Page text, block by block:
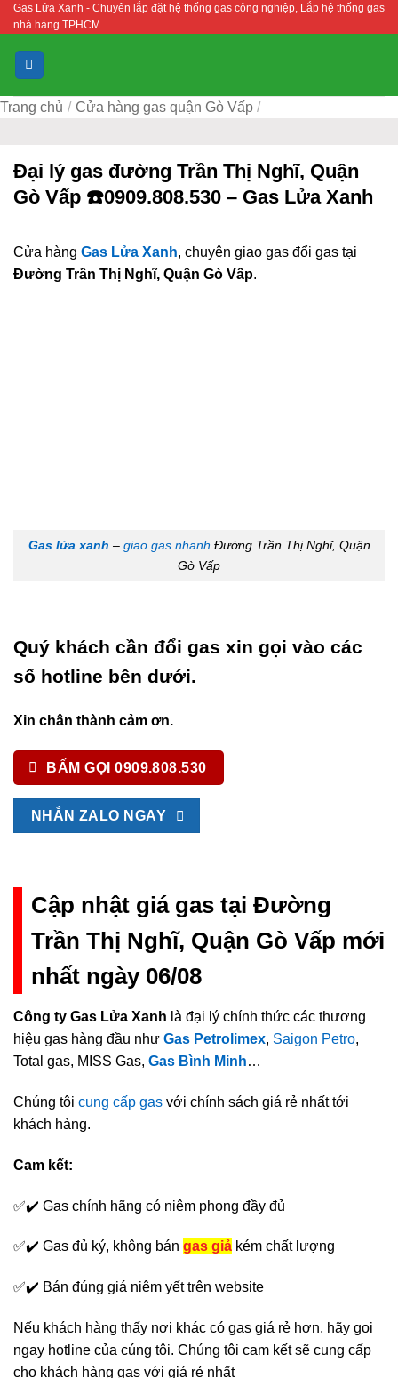
Bỏ
qua
nội
dung
Gas Lửa Xanh - Chuyên lắp đặt hệ thống gas công nghiệp, Lắp hệ thống gas
nhà hàng TPHCM
Trang chủ / Cửa hàng gas quận Gò Vấp /
Đại lý gas đường Trần Thị Nghĩ, Quận
Gò Vấp ☎️0909.808.530 – Gas Lửa Xanh
Cửa hàng Gas Lửa Xanh, chuyên giao gas đổi gas tại
Đường Trần Thị Nghĩ, Quận Gò Vấp.
Gas lửa xanh – giao gas nhanh Đường Trần Thị Nghĩ, Quận
Gò Vấp
Quý khách cần đổi gas xin gọi vào các
số hotline bên dưới.
Xin chân thành cảm ơn.
BẤM GỌI 0909.808.530
NHẮN ZALO NGAY
Cập nhật giá gas tại Đường
Trần Thị Nghĩ, Quận Gò Vấp mới
nhất ngày 06/08
Công ty Gas Lửa Xanh là đại lý chính thức các thương
hiệu gas hàng đầu như Gas Petrolimex, Saigon Petro,
Total gas, MISS Gas, Gas Bình Minh…
Chúng tôi cung cấp gas với chính sách giá rẻ nhất tới
khách hàng.
Cam kết:
✅✔️ Gas chính hãng có niêm phong đầy đủ
✅✔️ Gas đủ ký, không bán gas giả kém chất lượng
✅✔️ Bán đúng giá niêm yết trên website
Nếu khách hàng thấy nơi khác có gas giá rẻ hơn, hãy gọi
ngay hotline của cúng tôi. Chúng tôi cam kết sẽ cung cấp
cho khách hàng gas với giá rẻ nhất